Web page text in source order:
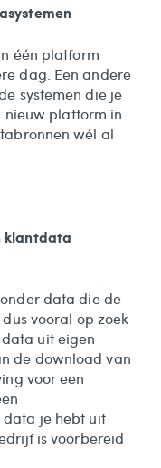
één platform
dag. Een andere
systemen die je
nieuw platform in
wél al
klantdata
data die de
vooral op zoek
uit eigen
de download van
voor een
data je hebt uit
is voorbereid